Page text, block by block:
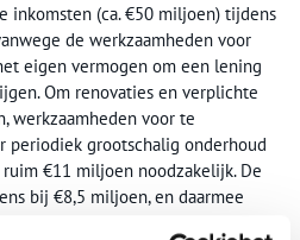
inkomsten (ca. €50 miljoen) tijdens
de werkzaamheden voor
eigen vermogen om een lening
Om renovaties en verplichte
werkzaamheden voor te
periodiek grootschalig onderhoud
€11 miljoen noodzakelijk. De
bij €8,5 miljoen, en daarmee